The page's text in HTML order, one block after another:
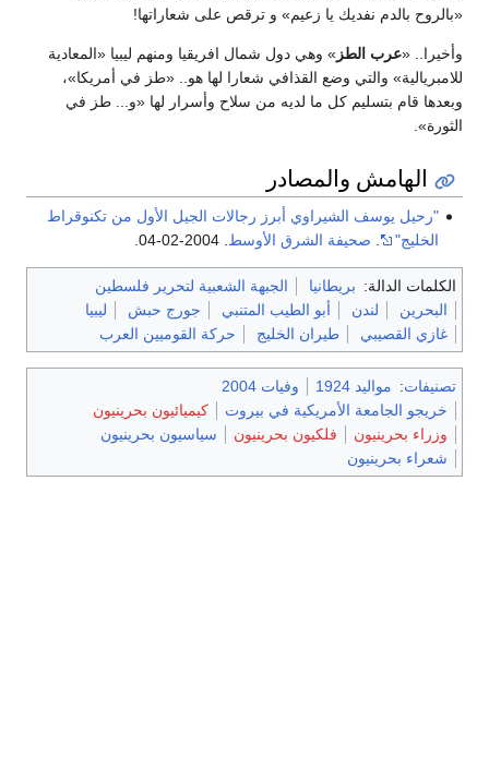
«بالروح بالدم نفديك يا زعيم» و ترقص على شعاراتها!
وأخيرا.. «عرب الطز » وهي دول شمال افريقيا ومنهم ليبيا «المعادية
للامبريالية» والتي وضع القذافي شعارا لها هو.. «طز في أمريكا»،
وبعدها قام بتسليم كل ما لديه من سلاح وأسرار لها «و... طز في
الثورة».
الهامش والمصادر
"رحيل يوسف الشيراوي أبرز رجالات الجيل الأول من تكنوقراط
الخليج"
صحيفة الشرق الأوسط . 2004-02-04.
الكلمات الدالة: بريطانيا
الجبهة الشعبية لتحرير فلسطين
البحرين
لندن أبو الطيب المتنبي جورج حبش
ليبيا
غازي القصيبي
طيران الخليج حركة القوميين العرب
تصنيفات: مواليد 1924
وفيات 2004
خريجو الجامعة الأمريكية في بيروت
كيميائيون بحرينيون
وزراء بحرينيون
فلكيون بحرينيون
سياسيون بحرينيون
شعراء بحرينيون